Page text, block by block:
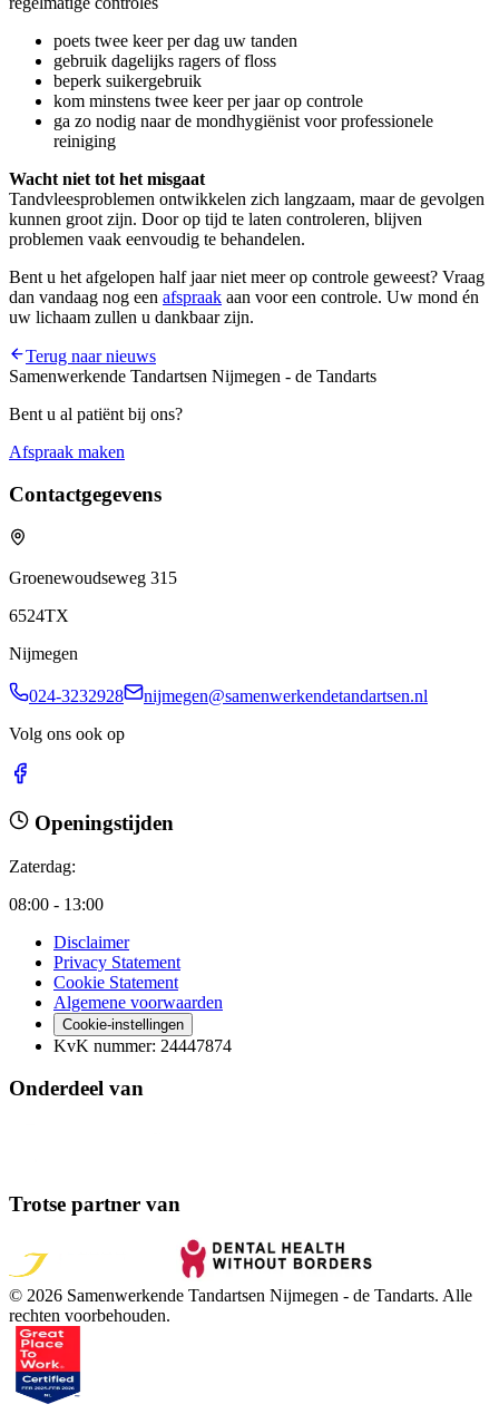
poets twee keer per dag uw tanden
gebruik dagelijks ragers of floss
beperk suikergebruik
kom minstens twee keer per jaar op controle
ga zo nodig naar de mondhygiënist voor professionele
reiniging
Wacht niet tot het misgaat
Tandvleesproblemen ontwikkelen zich langzaam, maar de gevolgen
kunnen groot zijn. Door op tijd te laten controleren, blijven
problemen vaak eenvoudig te behandelen.
Bent u het afgelopen half jaar niet meer op controle geweest? Vraag
dan vandaag nog een afspraak aan voor een controle. Uw mond én
uw lichaam zullen u dankbaar zijn.
Terug naar nieuws
Samenwerkende Tandartsen Nijmegen - de Tandarts
Bent u al patiënt bij ons?
Afspraak maken
Contactgegevens
Groenewoudseweg 315
6524TX
Nijmegen
024-3232928
nijmegen@samenwerkendetandartsen.nl
Volg ons ook op
Openingstijden
Zaterdag:
08:00 - 13:00
Disclaimer
Privacy Statement
Cookie Statement
Algemene voorwaarden
Cookie-instellingen
KvK nummer: 24447874
Onderdeel van
Trotse partner van
© 2026 Samenwerkende Tandartsen Nijmegen - de Tandarts. Alle
rechten voorbehouden.